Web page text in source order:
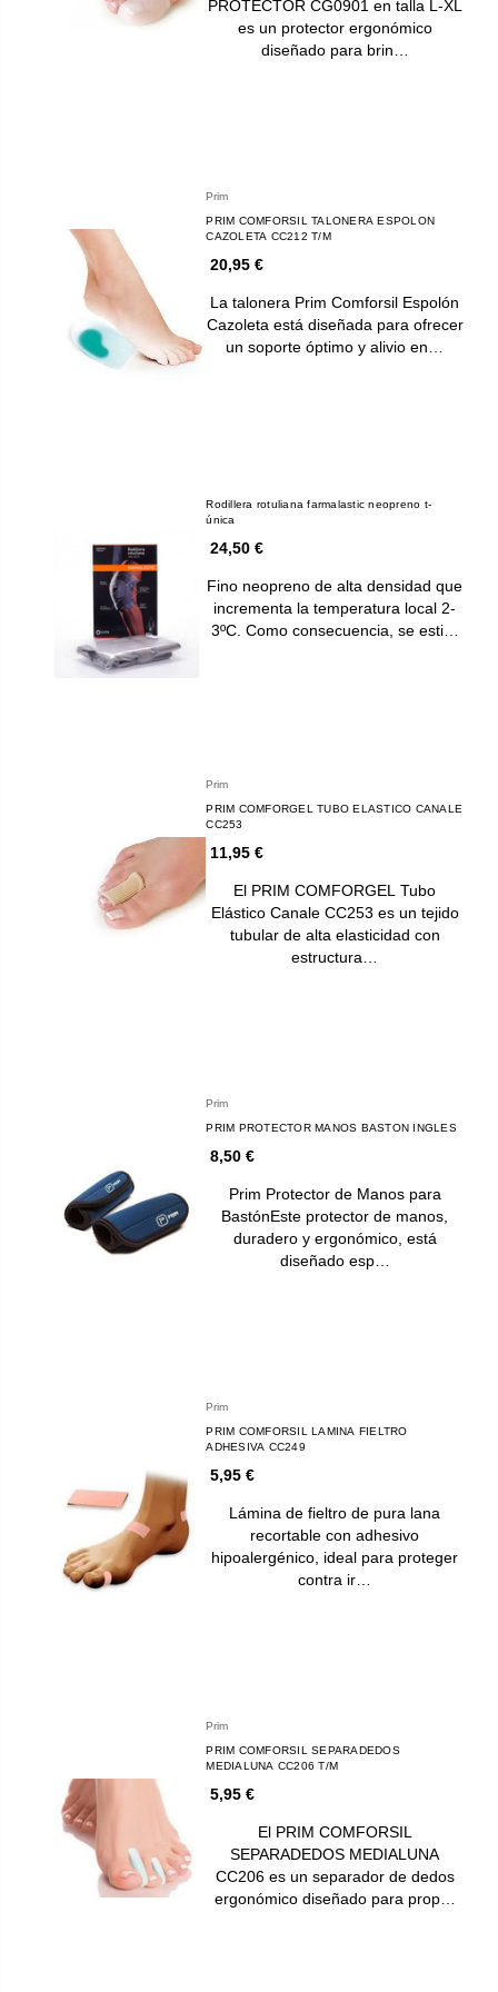
PROTECTOR CG0901 en talla L-XL
es un protector ergonómico
diseñado para brin…
Prim
PRIM COMFORSIL TALONERA ESPOLON
CAZOLETA CC212 T/M
20,95 €
La talonera Prim Comforsil Espolón
Cazoleta está diseñada para ofrecer
un soporte óptimo y alivio en…
Rodillera rotuliana farmalastic neopreno t-
única
24,50 €
Fino neopreno de alta densidad que
incrementa la temperatura local 2-
3ºC. Como consecuencia, se esti…
Prim
PRIM COMFORGEL TUBO ELASTICO CANALE
CC253
11,95 €
El PRIM COMFORGEL Tubo
Elástico Canale CC253 es un tejido
tubular de alta elasticidad con
estructura…
Prim
PRIM PROTECTOR MANOS BASTON INGLES
8,50 €
Prim Protector de Manos para
BastónEste protector de manos,
duradero y ergonómico, está
diseñado esp…
Prim
PRIM COMFORSIL LAMINA FIELTRO
ADHESIVA CC249
5,95 €
Lámina de fieltro de pura lana
recortable con adhesivo
hipoalergénico, ideal para proteger
contra ir…
Prim
PRIM COMFORSIL SEPARADEDOS
MEDIALUNA CC206 T/M
5,95 €
El PRIM COMFORSIL
SEPARADEDOS MEDIALUNA
CC206 es un separador de dedos
ergonómico diseñado para prop…